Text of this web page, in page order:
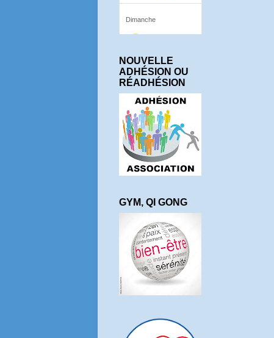
NOUVELLE
ADHÉSION OU
RÉADHÉSION
GYM, QI GONG